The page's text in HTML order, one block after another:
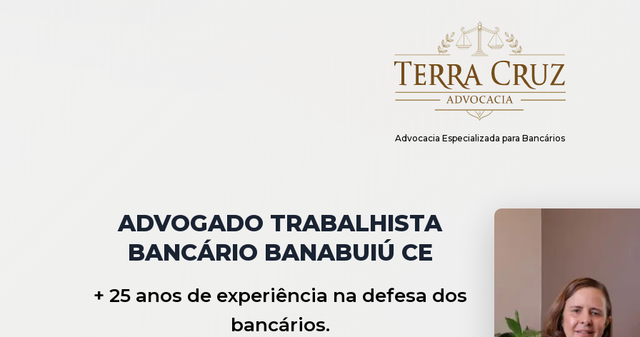
Advocacia Especializada para Bancários
ADVOGADO TRABALHISTA
BANCÁRIO BANABUIÚ CE
+ 25 anos de experiência na defesa dos
bancários.